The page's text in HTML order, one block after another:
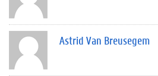
Astrid Van Breusegem